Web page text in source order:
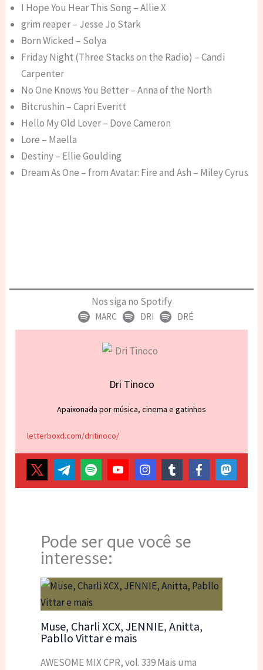
I Hope You Hear This Song – Allie X
grim reaper – Jesse Jo Stark
Born Wicked – Solya
Friday Night (Three Stacks on the Radio) – Candi
Carpenter
No One Knows You Better – Anna of the North
Bitcrushin – Capri Everitt
Hello My Old Lover – Dove Cameron
Lore – Maella
Destiny – Ellie Goulding
Dream As One – from Avatar: Fire and Ash – Miley Cyrus
Nos siga no Spotify
MARC DRI DRÉ
Dri Tinoco
Apaixonada por música, cinema e gatinhos
letterboxd.com/dritinoco/
Pode ser que você se
interesse:
Muse, Charli XCX, JENNIE, Anitta,
Pabllo Vittar e mais
AWESOME MIX CPR, vol. 339 Mais uma